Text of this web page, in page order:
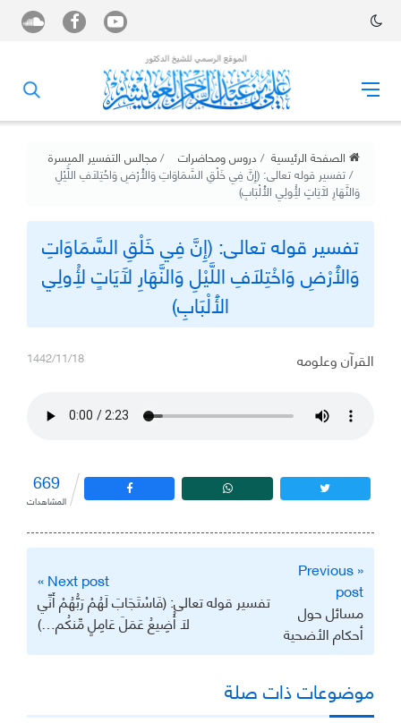
الصفحة الرئيسية دروس ومحاضرات مجالس التفسير الميسرة
تفسير قوله تعالى: (إِنَّ فِي خَلْقِ السَّمَاوَاتِ وَالْأَرْضِ وَاخْتِلَافِ اللَّيْلِ
وَالنَّهَارِ لَآيَاتٍ لِأُولِي الْأَلْبَابِ)
تفسير قوله تعالى: (إِنَّ فِي خَلْقِ السَّمَاوَاتِ
وَالْأَرْضِ وَاخْتِلَافِ اللَّيْلِ وَالنَّهَارِ لَآيَاتٍ لِأُولِي
الْأَلْبَابِ)
1442/11/18 القرآن وعلومه
669
المشاهدات
تصفّح
المقالات
« Previous
post
مسائل حول
أحكام الأضحية
Next post »
تفسير قوله تعالى: (فَاسْتَجَابَ لَهُمْ رَبُّهُمْ أَنِّي
لَا أُضِيعُ عَمَلَ عَامِلٍ مِّنكُم…)
موضوعات ذات صلة